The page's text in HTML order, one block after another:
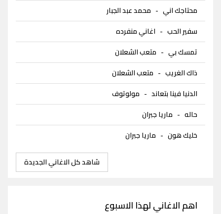
محتاجك اني - محمد عبد الجبار
سفير الحب - اغاني منفرده
تمسك بي - متعب الشعلان
ذاك الغريب - متعب الشعلان
الدنيا فينا بتعاند - مولوتوف
حاله - ماريا جبران
خليك هون - ماريا جبران
شاهد كل الاغاني الجديدة
اهم الاغاني لهذا الاسبوع